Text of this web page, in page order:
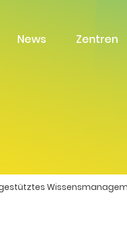
News Zentren